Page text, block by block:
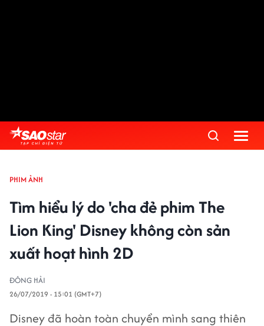
PHIM ẢNH
Tìm hiểu lý do 'cha đẻ phim The
Lion King' Disney không còn sản
xuất hoạt hình 2D
ĐÔNG HẢI
26/07/2019 - 15:01 (GMT+7)
Disney đã hoàn toàn chuyển mình sang thiên